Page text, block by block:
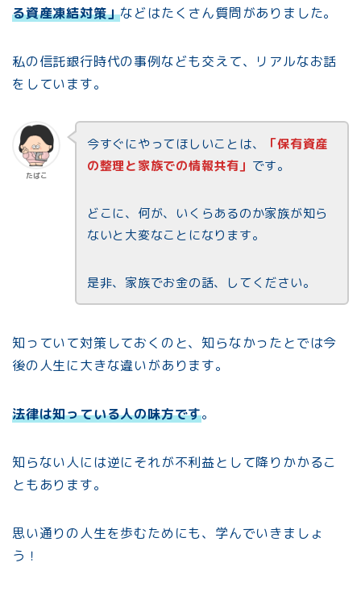
る資産凍結対策」などはたくさん質問がありました。
私の信託銀行時代の事例なども交えて、リアルなお話
をしています。
たぱこ
今すぐにやってほしいことは、
「保有資産
の整理と家族での情報共有」 です。
どこに、何が、いくらあるのか家族が知ら
ないと大変なことになります。
是非、家族でお金の話、してください。
知っていて対策しておくのと、知らなかったとでは今
後の人生に大きな違いがあります。
法律は知っている人の味方です。
知らない人には逆にそれが不利益として降りかかるこ
ともあります。
思い通りの人生を歩むためにも、学んでいきましょ
う！